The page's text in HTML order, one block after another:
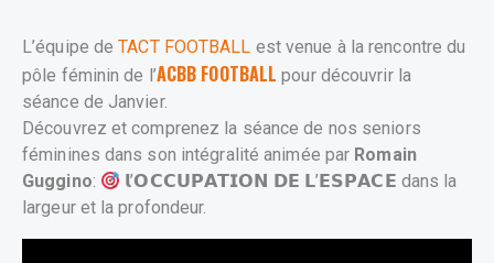
L’équipe deTACT FOOTBALL est venue à la rencontre du
pôle féminin de l’ACBB FOOTBALLpour découvrir la
séance de Janvier.
Découvrez et comprenez la séance de nos seniors
féminines dans son intégralité animée par Romain
Guggino:
𝗹’𝗢𝗖𝗖𝗨𝗣𝗔𝗧𝗜𝗢𝗡 𝗗𝗘 𝗟’𝗘𝗦𝗣𝗔𝗖𝗘 dans la
largeur et la profondeur.